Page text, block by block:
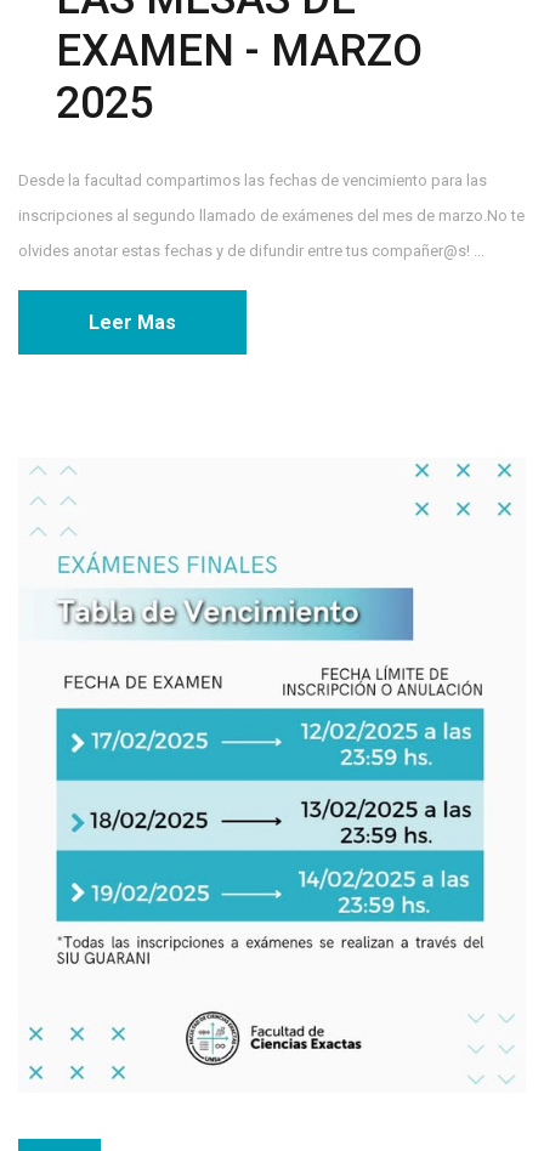
EXAMEN - MARZO
2025
Desde la facultad compartimos las fechas de vencimiento para las
inscripciones al segundo llamado de exámenes del mes de marzo.No te
olvides anotar estas fechas y de difundir entre tus compañer@s! ...
Leer Mas